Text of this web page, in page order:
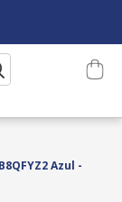
Azul -